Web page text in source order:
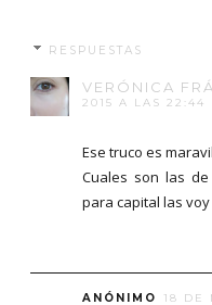
RESPUESTAS
VERÓNICA
2015 A LAS 22:44
Ese truco es
Cuales son las de
para capital las
ANÓNIMO 18 DE